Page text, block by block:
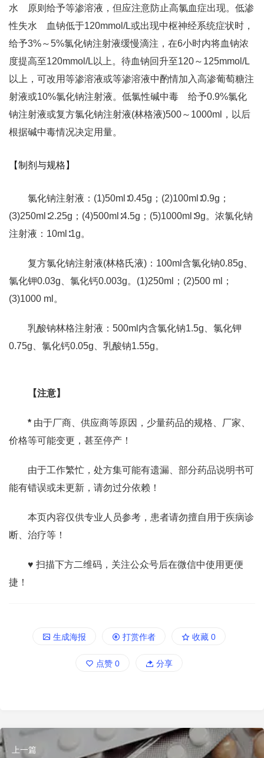
水 原则给予等渗溶液，但应注意防止高氯血症出现。低渗
性失水 血钠低于120mmol/L或出现中枢神经系统症状时，
给予3%～5%氯化钠注射液缓慢滴注，在6小时内将血钠浓
度提高至120mmol/L以上。待血钠回升至120～125mmol/L
以上，可改用等渗溶液或等渗溶液中酌情加入高渗葡萄糖注
射液或10%氯化钠注射液。低氯性碱中毒 给予0.9%氯化
钠注射液或复方氯化钠注射液(林格液)500～1000ml，以后
根据碱中毒情况决定用量。
【制剂与规格】
氯化钠注射液：(1)50ml∶0.45g；(2)100ml∶0.9g；
(3)250ml∶2.25g；(4)500ml∶4.5g；(5)1000ml∶9g。浓氯化钠
注射液：10ml∶1g。
复方氯化钠注射液(林格氏液)：100ml含氯化钠0.85g、
氯化钾0.03g、氯化钙0.003g。(1)250ml；(2)500 ml；
(3)1000 ml。
乳酸钠林格注射液：500ml内含氯化钠1.5g、氯化钾
0.75g、氯化钙0.05g、乳酸钠1.55g。
【注意】
* 由于厂商、供应商等原因，少量药品的规格、厂家、
价格等可能变更，甚至停产！
由于工作繁忙，处方集可能有遗漏、部分药品说明书可
能有错误或未更新，请勿过分依赖！
本页内容仅供专业人员参考，患者请勿擅自用于疾病诊
断、治疗等！
♥ 扫描下方二维码，关注公众号后在微信中使用更便
捷！
生成海报 打赏作者 收藏 0
点赞 0 分享
上一篇